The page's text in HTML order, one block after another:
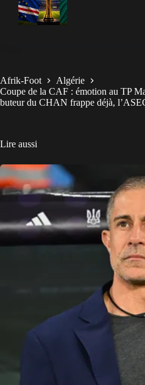
Afrik-Foot
Algérie
Coupe de la CAF : émotion au TP
buteur du CHAN frappe déjà,
Lire aussi